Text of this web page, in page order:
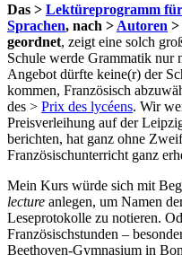
Das > Lektüreprogramm
Sprachen, nach > Autoren >
geordnet, zeigt eine solch
Schule werde Grammatik nur
Angebot dürfte keine(r) der
kommen, Französisch
des > Prix des lycéens. Wir
Preisverleihung auf der
berichten, hat ganz ohne
Französischunterricht ganz
Mein Kurs würde sich mit
lecture anlegen, um Namen
Leseprotokolle zu notieren.
Französischstunden –
Beethoven-Gymnasium in